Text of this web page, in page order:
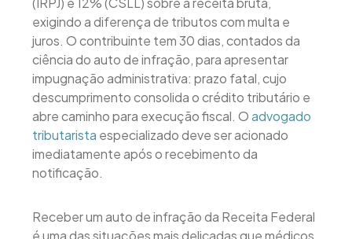
exigindo a diferença de tributos com multa e
juros. O contribuinte tem 30 dias, contados da
ciência do auto de infração, para apresentar
impugnação administrativa: prazo fatal, cujo
descumprimento consolida o crédito tributário e
abre caminho para execução fiscal. Oadvogado
tributarista especializado deve ser acionado
imediatamente após o recebimento da
notificação.
Receber um auto de infração da Receita Federal
é uma das situações mais delicadas que médicos